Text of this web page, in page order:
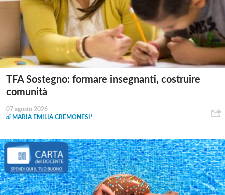
TFA Sostegno: formare insegnanti, costruire
comunità
07 agosto 2026
di MARIA EMILIA CREMONESI*